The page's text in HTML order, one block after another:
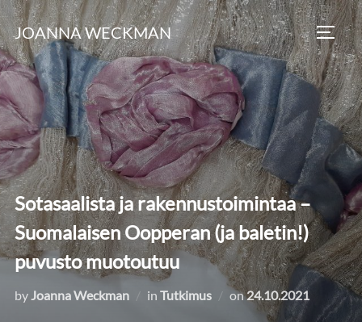
Skip
to
content
JOANNA WECKMAN
Sotasaalista ja rakennustoimintaa –
Suomalaisen Oopperan (ja baletin!)
puvusto muotoutuu
byJoanna Weckman in Tutkimus onPosted
24.10.2021